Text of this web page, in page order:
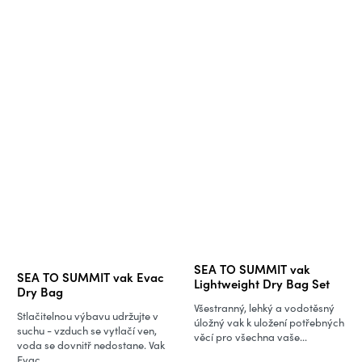
SEA TO SUMMIT vak Evac
Dry Bag
Stlačitelnou výbavu udržujte v
suchu - vzduch se vytlačí ven,
voda se dovnitř nedostane. Vak
SEA TO SUMMIT vak
Lightweight Dry Bag Set
hodnocení
produktu
je
5,0
Všestranný, lehký a vodotěsný
úložný vak k uložení potřebných
věcí pro všechna vaše...